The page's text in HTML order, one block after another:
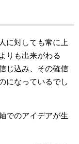
に対しても常に上
りも出来がわる
じ込み、その確信
になっているでし
でのアイデアが生